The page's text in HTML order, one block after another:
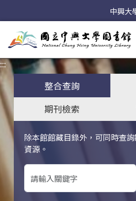
中興大
:::
整合查詢
期刊檢索
除本館館藏目錄外，可同時查
資源。
關鍵字搜尋